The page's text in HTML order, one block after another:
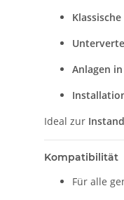
Anlagen
Ideal zur
Kompatibilität
Für alle